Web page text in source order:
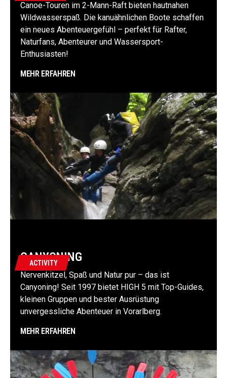
Canoe-Touren im 2-Mann-Raft bieten hautnahen
Wildwasserspaß. Die kanuähnlichen Boote schaffen
ein neues Abenteuergefühl – perfekt für Rafter,
Naturfans, Abenteurer und Wassersport-
Enthusiasten!
MEHR ERFAHREN
ACTIVITY
CANYONING
Nervenkitzel, Spaß und Natur pur – das ist
Canyoning! Seit 1997 bietet HIGH 5 mit Top-Guides,
kleinen Gruppen und bester Ausrüstung
unvergessliche Abenteuer in Vorarlberg.
MEHR ERFAHREN